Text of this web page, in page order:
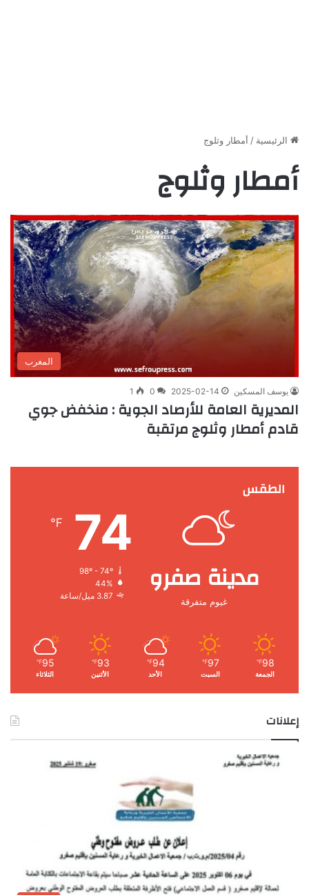
الرئيسية / أمطار وثلوج
أمطار وثلوج
المغرب
يوسف المسكين 2025-02-14
0
1
المديرية العامة للأرصاد الجوية : منخفض جوي
قادم أمطار وثلوج مرتقبة
الطقس
مدينة صفرو
غيوم متفرقة
74
℉
98º - 74º
44%
3.87 ميل/ساعة
98
℉
الجمعة
97
℉
السبت
94
℉
الأحد
93
℉
الأثنين
95
℉
الثلاثاء
إعلانات